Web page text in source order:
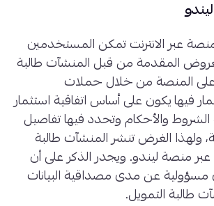
عبر الانترنت تمكن المستخدمين
المقدمة من قبل المنشآت طالبة
على المنصة من خلال حملات
فيها يكون على أساس اتفاقية استثمار
والأحكام وتحدد فيها تفاصيل
ولهذا الغرض تنشر المنشآت طالبة
عبر منصة ليندو. ويجدر الذكر على أن
مسؤولية عن مدى مصداقية البيانات
طالبة التمويل.